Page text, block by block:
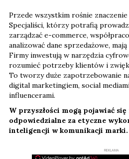
Przede wszystkim rośnie
Specjaliści, którzy potrafią
zarządzać e-commerce,
analizować dane sprzedażowe,
Firmy inwestują w narzędzia
rozumieć potrzeby klientów i
To tworzy duże zapotrzebowanie
digital marketingiem, social
influencerami.
W przyszłości mogą pojawiać
odpowiedzialne za etyczne
inteligencji w komunikacji marki.
REKLAMA